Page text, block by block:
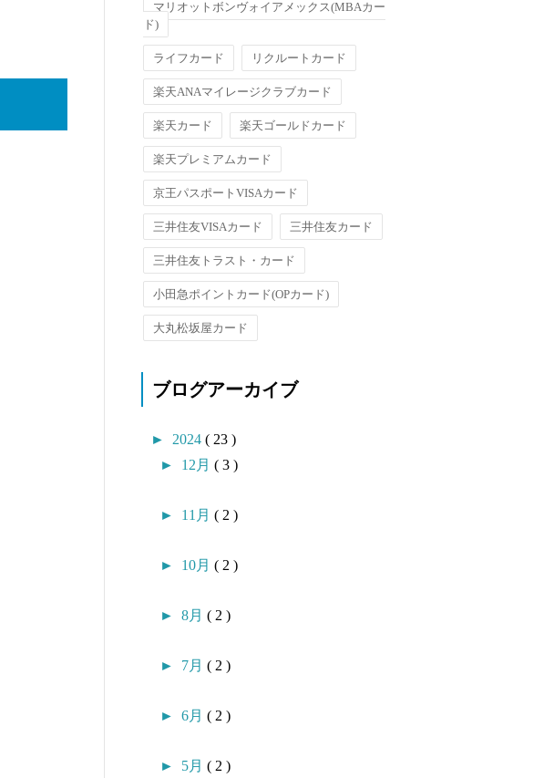
マリオットボンヴォイアメックス(MBAカー
ド)
ライフカード リクルートカード
楽天ANAマイレージクラブカード
楽天カード 楽天ゴールドカード
楽天プレミアムカード
京王パスポートVISAカード
三井住友VISAカード 三井住友カード
三井住友トラスト・カード
小田急ポイントカード(OPカード)
大丸松坂屋カード
ブログアーカイブ
► 2024 ( 23 )
► 12月 ( 3 )
► 11月 ( 2 )
► 10月 ( 2 )
► 8月 ( 2 )
► 7月 ( 2 )
► 6月 ( 2 )
► 5月 ( 2 )